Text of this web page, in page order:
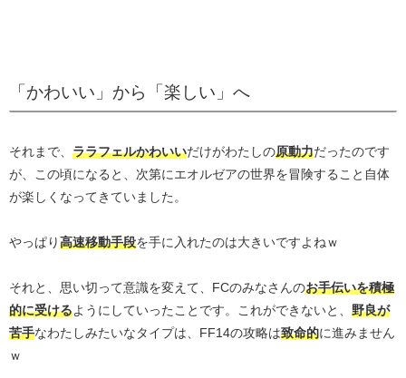
「かわいい」から「楽しい」へ
それまで、 ララフェルかわいいだけがわたしの原動力だったのです
が、この頃になると、次第にエオルゼアの世界を冒険すること自体
が楽しくなってきていました。
やっぱり高速移動手段を手に入れたのは大きいですよねｗ
それと、思い切って意識を変えて、FCのみなさんのお手伝いを積極
的に受けるようにしていったことです。これができないと、 野良が
苦手なわたしみたいなタイプは、FF14の攻略は致命的に進みません
ｗ